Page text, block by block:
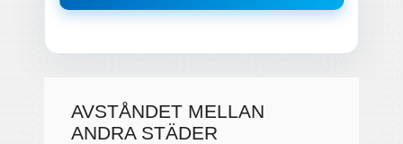
AVSTÅNDET MELLAN
ANDRA STÄDER